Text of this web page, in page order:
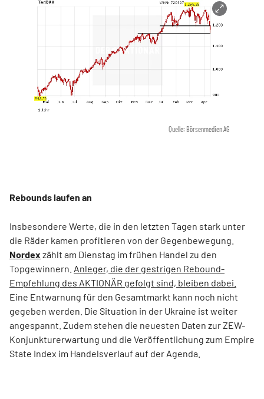
Quelle: Börsenmedien AG
Rebounds laufen an
Insbesondere Werte, die in den letzten Tagen stark unter
die Räder kamen profitieren von der Gegenbewegung.
Nordex zählt am Dienstag im frühen Handel zu den
Topgewinnern. Anleger, die der gestrigen Rebound-
Empfehlung des AKTIONÄR gefolgt sind, bleiben dabei.
Eine Entwarnung für den Gesamtmarkt kann noch nicht
gegeben werden. Die Situation in der Ukraine ist weiter
angespannt. Zudem stehen die neuesten Daten zur ZEW-
Konjunkturerwartung und die Veröffentlichung zum Empire
State Index im Handelsverlauf auf der Agenda.